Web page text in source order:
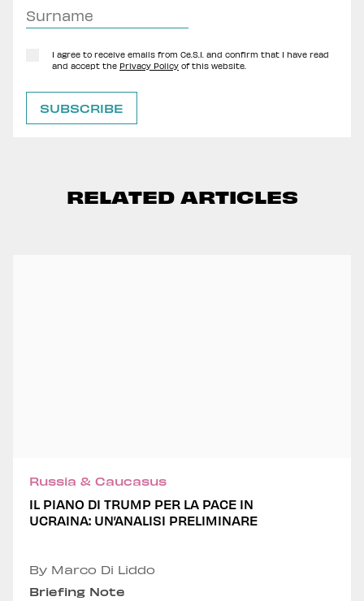
I agree to receive emails from Ce.S.I. and confirm that I have read
and accept the Privacy Policy of this website.
RELATED ARTICLES
Russia & Caucasus
IL PIANO DI TRUMP PER LA PACE IN
UCRAINA: UN’ANALISI PRELIMINARE
By Marco Di Liddo
Briefing Note